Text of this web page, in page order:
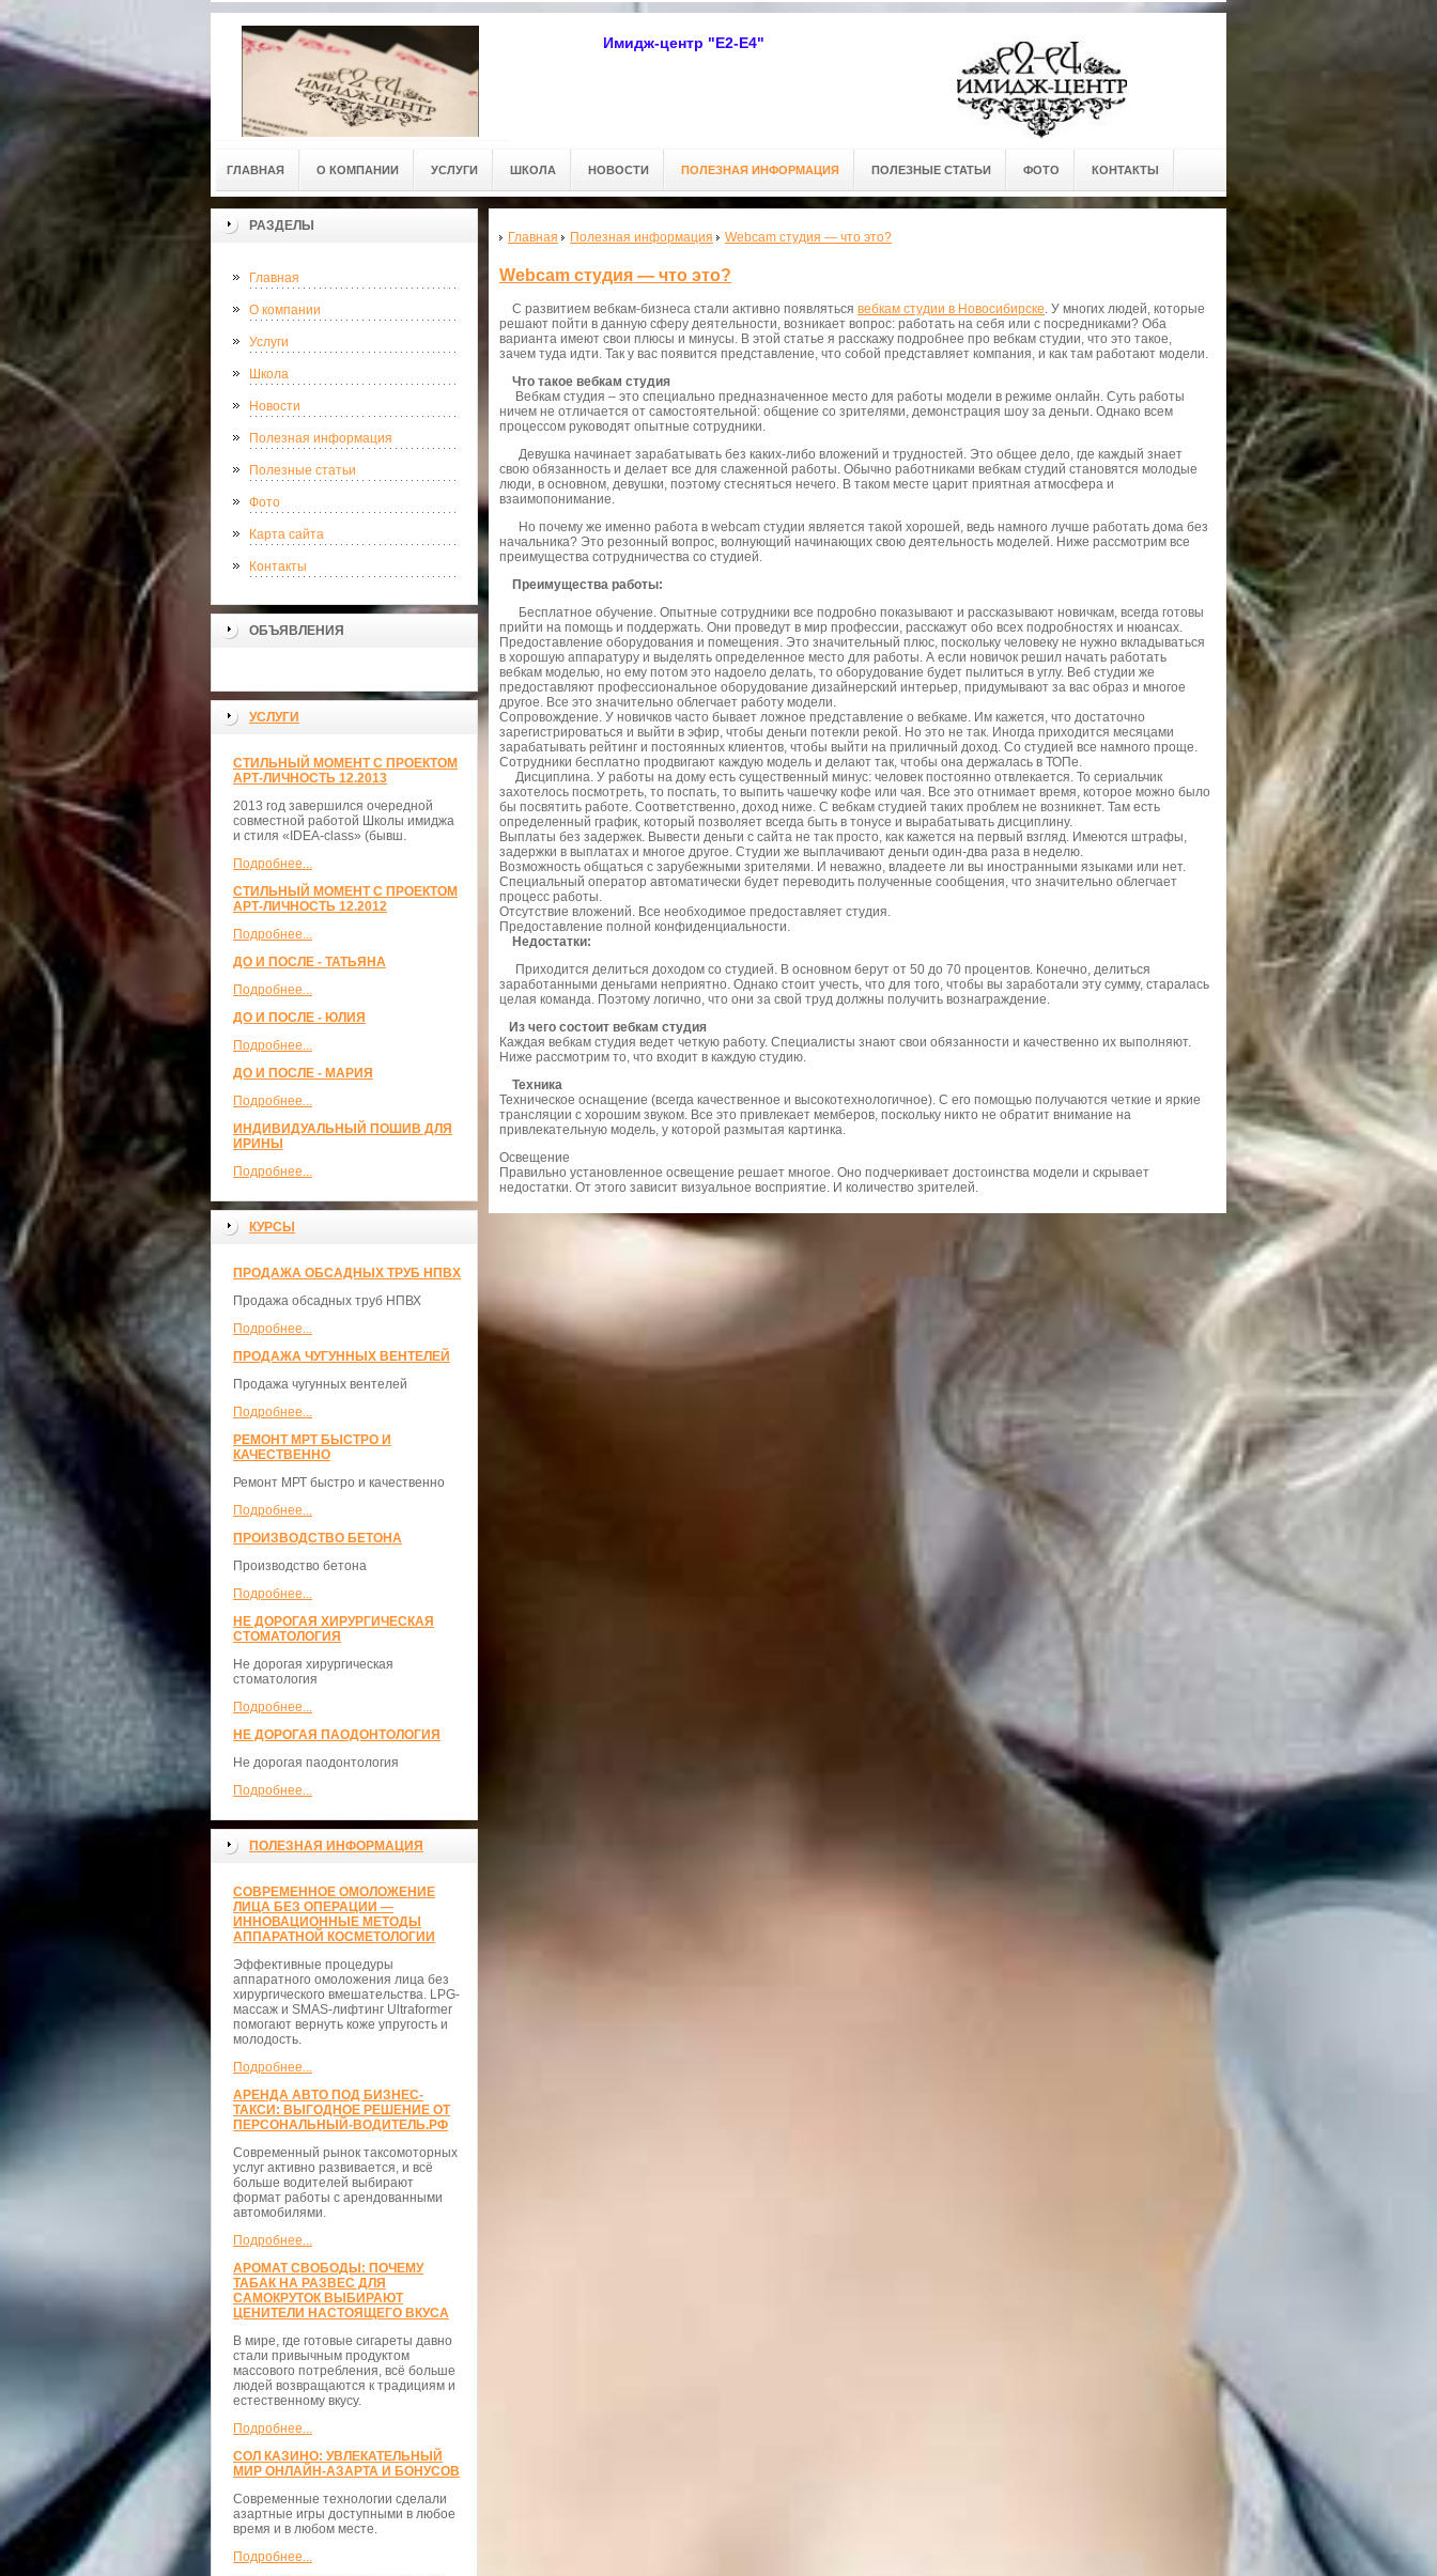
Имидж-центр "Е2-Е4"
ГЛАВНАЯ О КОМПАНИИ УСЛУГИ ШКОЛА НОВОСТИ ПОЛЕЗНАЯ ИНФОРМАЦИЯ ПОЛЕЗНЫЕ СТАТЬИ ФОТО КОНТАКТЫ
РАЗДЕЛЫ
Главная
О компании
Услуги
Школа
Новости
Полезная информация
Полезные статьи
Фото
Карта сайта
Контакты
ОБЪЯВЛЕНИЯ
УСЛУГИ
СТИЛЬНЫЙ МОМЕНТ С ПРОЕКТОМ
АРТ-ЛИЧНОСТЬ 12.2013
2013 год завершился очередной
совместной работой Школы имиджа
и стиля «IDEA-class» (бывш.
Подробнее...
СТИЛЬНЫЙ МОМЕНТ С ПРОЕКТОМ
АРТ-ЛИЧНОСТЬ 12.2012
Подробнее...
ДО И ПОСЛЕ - ТАТЬЯНА
Подробнее...
ДО И ПОСЛЕ - ЮЛИЯ
Подробнее...
ДО И ПОСЛЕ - МАРИЯ
Подробнее...
ИНДИВИДУАЛЬНЫЙ ПОШИВ ДЛЯ
ИРИНЫ
Подробнее...
КУРСЫ
ПРОДАЖА ОБСАДНЫХ ТРУБ НПВХ
Продажа обсадных труб НПВХ
Подробнее...
ПРОДАЖА ЧУГУННЫХ ВЕНТЕЛЕЙ
Продажа чугунных вентелей
Подробнее...
РЕМОНТ МРТ БЫСТРО И
КАЧЕСТВЕННО
Ремонт МРТ быстро и качественно
Подробнее...
ПРОИЗВОДСТВО БЕТОНА
Производство бетона
Подробнее...
НЕ ДОРОГАЯ ХИРУРГИЧЕСКАЯ
СТОМАТОЛОГИЯ
Не дорогая хирургическая
стоматология
Подробнее...
НЕ ДОРОГАЯ ПАОДОНТОЛОГИЯ
Не дорогая паодонтология
Подробнее...
ПОЛЕЗНАЯ ИНФОРМАЦИЯ
СОВРЕМЕННОЕ ОМОЛОЖЕНИЕ
ЛИЦА БЕЗ ОПЕРАЦИИ —
ИННОВАЦИОННЫЕ МЕТОДЫ
АППАРАТНОЙ КОСМЕТОЛОГИИ
Эффективные процедуры
аппаратного омоложения лица без
хирургического вмешательства. LPG-
массаж и SMAS-лифтинг Ultraformer
помогают вернуть коже упругость и
молодость.
Подробнее...
АРЕНДА АВТО ПОД БИЗНЕС-
ТАКСИ: ВЫГОДНОЕ РЕШЕНИЕ ОТ
ПЕРСОНАЛЬНЫЙ-ВОДИТЕЛЬ.РФ
Современный рынок таксомоторных
услуг активно развивается, и всё
больше водителей выбирают
формат работы с арендованными
автомобилями.
Подробнее...
АРОМАТ СВОБОДЫ: ПОЧЕМУ
ТАБАК НА РАЗВЕС ДЛЯ
САМОКРУТОК ВЫБИРАЮТ
ЦЕНИТЕЛИ НАСТОЯЩЕГО ВКУСА
В мире, где готовые сигареты давно
стали привычным продуктом
массового потребления, всё больше
людей возвращаются к традициям и
естественному вкусу.
Подробнее...
СОЛ КАЗИНО: УВЛЕКАТЕЛЬНЫЙ
МИР ОНЛАЙН-АЗАРТА И БОНУСОВ
Современные технологии сделали
азартные игры доступными в любое
время и в любом месте.
Подробнее...
Главная Полезная информация Webcam cтудия — что это?
Webcam cтудия — что это?
С развитием вебкам-бизнеса стали активно появляться вебкам студии в Новосибирске. У многих людей, которые
решают пойти в данную сферу деятельности, возникает вопрос: работать на себя или с посредниками? Оба
варианта имеют свои плюсы и минусы. В этой статье я расскажу подробнее про вебкам студии, что это такое,
зачем туда идти. Так у вас появится представление, что собой представляет компания, и как там работают модели.
Что такое вебкам студия
Вебкам студия – это специально предназначенное место для работы модели в режиме онлайн. Суть работы
ничем не отличается от самостоятельной: общение со зрителями, демонстрация шоу за деньги. Однако всем
процессом руководят опытные сотрудники.
Девушка начинает зарабатывать без каких-либо вложений и трудностей. Это общее дело, где каждый знает
свою обязанность и делает все для слаженной работы. Обычно работниками вебкам студий становятся молодые
люди, в основном, девушки, поэтому стесняться нечего. В таком месте царит приятная атмосфера и
взаимопонимание.
Но почему же именно работа в webcam студии является такой хорошей, ведь намного лучше работать дома без
начальника? Это резонный вопрос, волнующий начинающих свою деятельность моделей. Ниже рассмотрим все
преимущества сотрудничества со студией.
Преимущества работы:
Бесплатное обучение. Опытные сотрудники все подробно показывают и рассказывают новичкам, всегда готовы
прийти на помощь и поддержать. Они проведут в мир профессии, расскажут обо всех подробностях и нюансах.
Предоставление оборудования и помещения. Это значительный плюс, поскольку человеку не нужно вкладываться
в хорошую аппаратуру и выделять определенное место для работы. А если новичок решил начать работать
вебкам моделью, но ему потом это надоело делать, то оборудование будет пылиться в углу. Веб студии же
предоставляют профессиональное оборудование дизайнерский интерьер, придумывают за вас образ и многое
другое. Все это значительно облегчает работу модели.
Сопровождение. У новичков часто бывает ложное представление о вебкаме. Им кажется, что достаточно
зарегистрироваться и выйти в эфир, чтобы деньги потекли рекой. Но это не так. Иногда приходится месяцами
зарабатывать рейтинг и постоянных клиентов, чтобы выйти на приличный доход. Со студией все намного проще.
Сотрудники бесплатно продвигают каждую модель и делают так, чтобы она держалась в ТОПе.
Дисциплина. У работы на дому есть существенный минус: человек постоянно отвлекается. То сериальчик
захотелось посмотреть, то поспать, то выпить чашечку кофе или чая. Все это отнимает время, которое можно было
бы посвятить работе. Соответственно, доход ниже. С вебкам студией таких проблем не возникнет. Там есть
определенный график, который позволяет всегда быть в тонусе и вырабатывать дисциплину.
Выплаты без задержек. Вывести деньги с сайта не так просто, как кажется на первый взгляд. Имеются штрафы,
задержки в выплатах и многое другое. Студии же выплачивают деньги один-два раза в неделю.
Возможность общаться с зарубежными зрителями. И неважно, владеете ли вы иностранными языками или нет.
Специальный оператор автоматически будет переводить полученные сообщения, что значительно облегчает
процесс работы.
Отсутствие вложений. Все необходимое предоставляет студия.
Предоставление полной конфиденциальности.
Недостатки:
Приходится делиться доходом со студией. В основном берут от 50 до 70 процентов. Конечно, делиться
заработанными деньгами неприятно. Однако стоит учесть, что для того, чтобы вы заработали эту сумму, старалась
целая команда. Поэтому логично, что они за свой труд должны получить вознаграждение.
Из чего состоит вебкам студия
Каждая вебкам студия ведет четкую работу. Специалисты знают свои обязанности и качественно их выполняют.
Ниже рассмотрим то, что входит в каждую студию.
Техника
Техническое оснащение (всегда качественное и высокотехнологичное). С его помощью получаются четкие и яркие
трансляции с хорошим звуком. Все это привлекает мемберов, поскольку никто не обратит внимание на
привлекательную модель, у которой размытая картинка.
Освещение
Правильно установленное освещение решает многое. Оно подчеркивает достоинства модели и скрывает
недостатки. От этого зависит визуальное восприятие. И количество зрителей.